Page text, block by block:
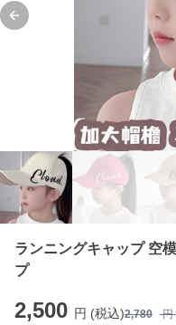
Previous slide
ランニングキャップ 空
プ
2,500 円 (税込)2,780 円